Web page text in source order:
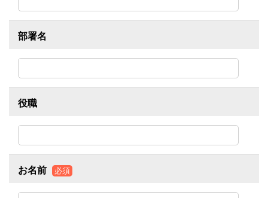
部署名
役職
お名前 必須